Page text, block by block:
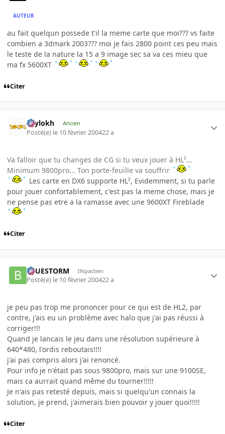
AUTEUR
au fait quelqun possede t'il la meme carte que moi??? vs faite
combien a 3dmark 2003??? moi je fais 2800 point ces peu mais
le teste de la nature la 15 a 9 image sec sa va ces mieu que
ma fx 5600XT
Citer
Psylokh Ancien
Posté(e) le 10 février 200422 a
Va falloir que tu changes de CG si tu veux jouer à HL²...
Minimum 9800pro... Ton porte-feuille va souffrir
Les carte en DX6 supporte HL², Evidemment, si tu parle
pour jouer confortablement, c'est pas la meme chose, mais je
ne pense pas etre a la ramasse avec une 9600XT Fireblade
Citer
BLUESTORM INpactien
Posté(e) le 10 février 200422 a
je peu pas trop me prononcer pour ce qui est de HL2, par
contre, j'ais eu un problème avec halo que j'ai pas réussi à
corriger!!!
Quand je lancais le jeu dans une résolution supérieure à
640*480, l'ordis reboutais!!!!
j'ai pas compris alors j'ai renoncé.
Pour info je n'était pas sous 9800pro, mais sur une 9100SE,
mais ca aurrait quand même du tourner!!!!!
Je n'ais pas retesté depuis, mais si quelqu'un connais la
solution, je prend, j'aimerais bien pouvoir y jouer quoi!!!!!
Citer